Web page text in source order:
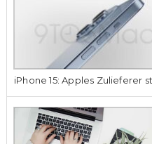
iPhone 15: Apples Zulieferer